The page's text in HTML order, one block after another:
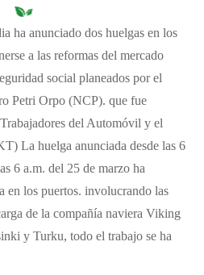
ha anunciado dos huelgas en los
a las reformas del mercado
social planeados por el
Petri Orpo (NCP). que fue
del Automóvil y el
La huelga anunciada desde las 6
6 a.m. del 25 de marzo ha
en los puertos. involucrando las
de la compañía naviera Viking
y Turku, todo el trabajo se ha